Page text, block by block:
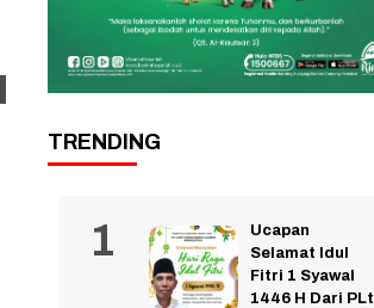
TRENDING
Ucapan
Selamat Idul
Fitri 1 Syawal
1446 H Dari PLt